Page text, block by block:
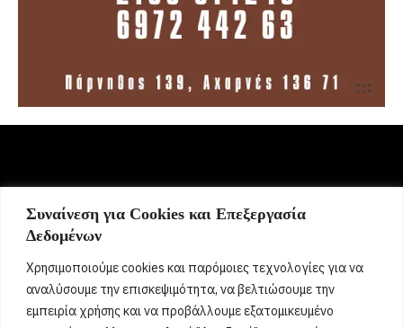
Συναίνεση για Cookies και Επεξεργασία
Δεδομένων
Χρησιμοποιούμε cookies και παρόμοιες τεχνολογίες για να
αναλύσουμε την επισκεψιμότητα, να βελτιώσουμε την
εμπειρία χρήσης και να προβάλλουμε εξατομικευμένο
Σήμερα γιορτάζει:
9 Αυγούστου 2026
Δεν βρέθηκαν γιορτές[...]